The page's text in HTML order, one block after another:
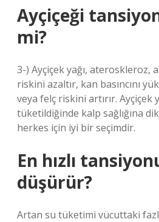
Ayçiçeği
mi?
3-) Ayçiçek yağı, ateroskleroz,
riskini azaltır, kan basıncını
veya felç riskini artırır. Ayçiçek
tüketildiğinde kalp sağlığına
herkes için iyi bir seçimdir.
En hızlı
düşürür?
Artan su tüketimi vücuttaki